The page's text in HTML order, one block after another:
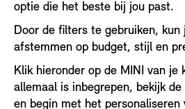
optie die het beste bij jou past.
Door de filters te gebruiken, kun
afstemmen op budget, stijl en
Klik hieronder op de MINI van je
allemaal is inbegrepen, bekijk
en begin met het personaliseren